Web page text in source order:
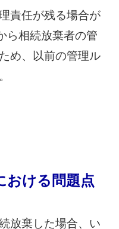
責任が残る場合が
ら相続放棄者の管
め、以前の管理ル
おける問題点
放棄した場合、い